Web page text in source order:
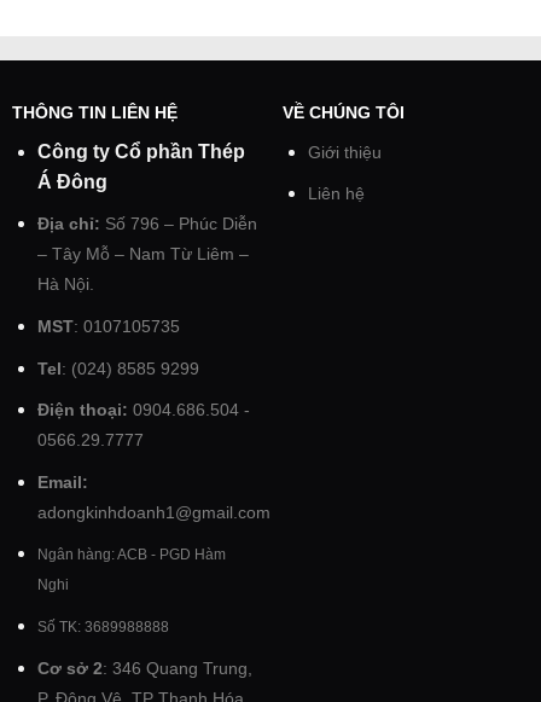
THÔNG TIN LIÊN HỆ
Công ty Cổ phần Thép
Á Đông
Địa chỉ: Số 796 – Phúc Diễn
– Tây Mỗ – Nam Từ Liêm –
Hà Nội.
MST: 0107105735
Tel: (024) 8585 9299
Điện thoại: 0904.686.504 -
0566.29.7777
Email:
adongkinhdoanh1@gmail.com
Ngân hàng: ACB - PGD Hàm
Nghi
Số TK: 3689988888
Cơ sở 2: 346 Quang Trung,
VỀ CHÚNG TÔI
Giới thiệu
Liên hệ